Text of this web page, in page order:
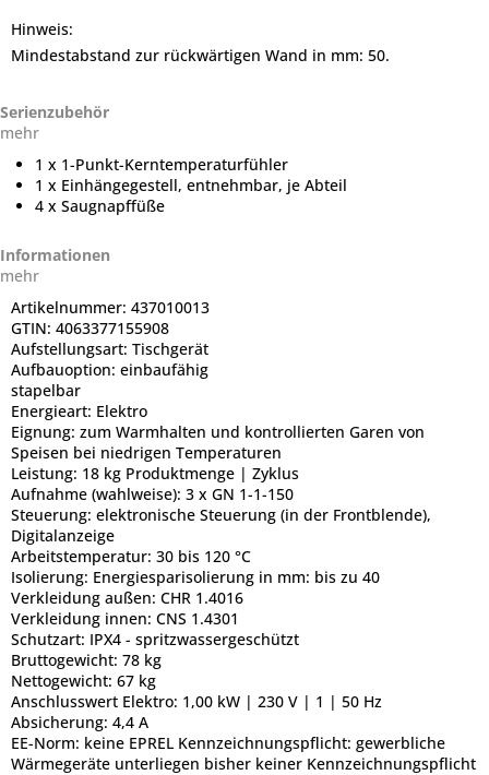
Hinweis:
Mindestabstand zur rückwärtigen Wand in mm: 50.
Serienzubehör
mehr
1 x 1-Punkt-Kerntemperaturfühler
1 x Einhängegestell, entnehmbar, je Abteil
4 x Saugnapffüße
Informationen
mehr
Artikelnummer: 437010013
GTIN: 4063377155908
Aufstellungsart: Tischgerät
Aufbauoption: einbaufähig
stapelbar
Energieart: Elektro
Eignung: zum Warmhalten und kontrollierten Garen von
Speisen bei niedrigen Temperaturen
Leistung: 18 kg Produktmenge | Zyklus
Aufnahme (wahlweise): 3 x GN 1-1-150
Steuerung: elektronische Steuerung (in der Frontblende),
Digitalanzeige
Arbeitstemperatur: 30 bis 120 °C
Isolierung: Energiesparisolierung in mm: bis zu 40
Verkleidung außen: CHR 1.4016
Verkleidung innen: CNS 1.4301
Schutzart: IPX4 - spritzwassergeschützt
Bruttogewicht: 78 kg
Nettogewicht: 67 kg
Anschlusswert Elektro: 1,00 kW | 230 V | 1 | 50 Hz
Absicherung: 4,4 A
EE-Norm: keine EPREL Kennzeichnungspflicht: gewerbliche
Wärmegeräte unterliegen bisher keiner Kennzeichnungspflicht